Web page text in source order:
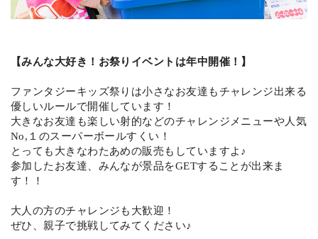
【みんな大好き！お祭りイベントは年中開催！】
ファンタジーキッズ祭りは小さなお友達もチャレンジ出来る
優しいルールで開催しています！
大きなお友達も楽しい射的などのチャレンジメニューや人気
No,１のスーパーボールすくい！
とっても大きなわたあめの販売もしていますよ♪
参加したお友達、みんなが景品をGETすることが出来ま
す！！
大人の方のチャレンジも大歓迎！
ぜひ、親子で挑戦してみてください♪